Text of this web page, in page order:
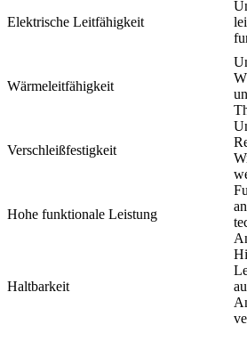
Elektrische Leitfähigkeit
Wärmeleitfähigkeit
Verschleißfestigkeit
Hohe funktionale Leistung
Haltbarkeit